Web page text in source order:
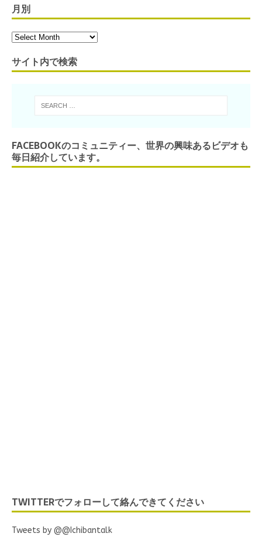
月別
サイト内で検索
FACEBOOKのコミュニティー、世界の興味あるビデオも
毎日紹介しています。
TWITTERでフォローして絡んできてください
Tweets by @@Ichibantalk
ネットラジオ 海外でがん
ばる日本人のナマの声 留